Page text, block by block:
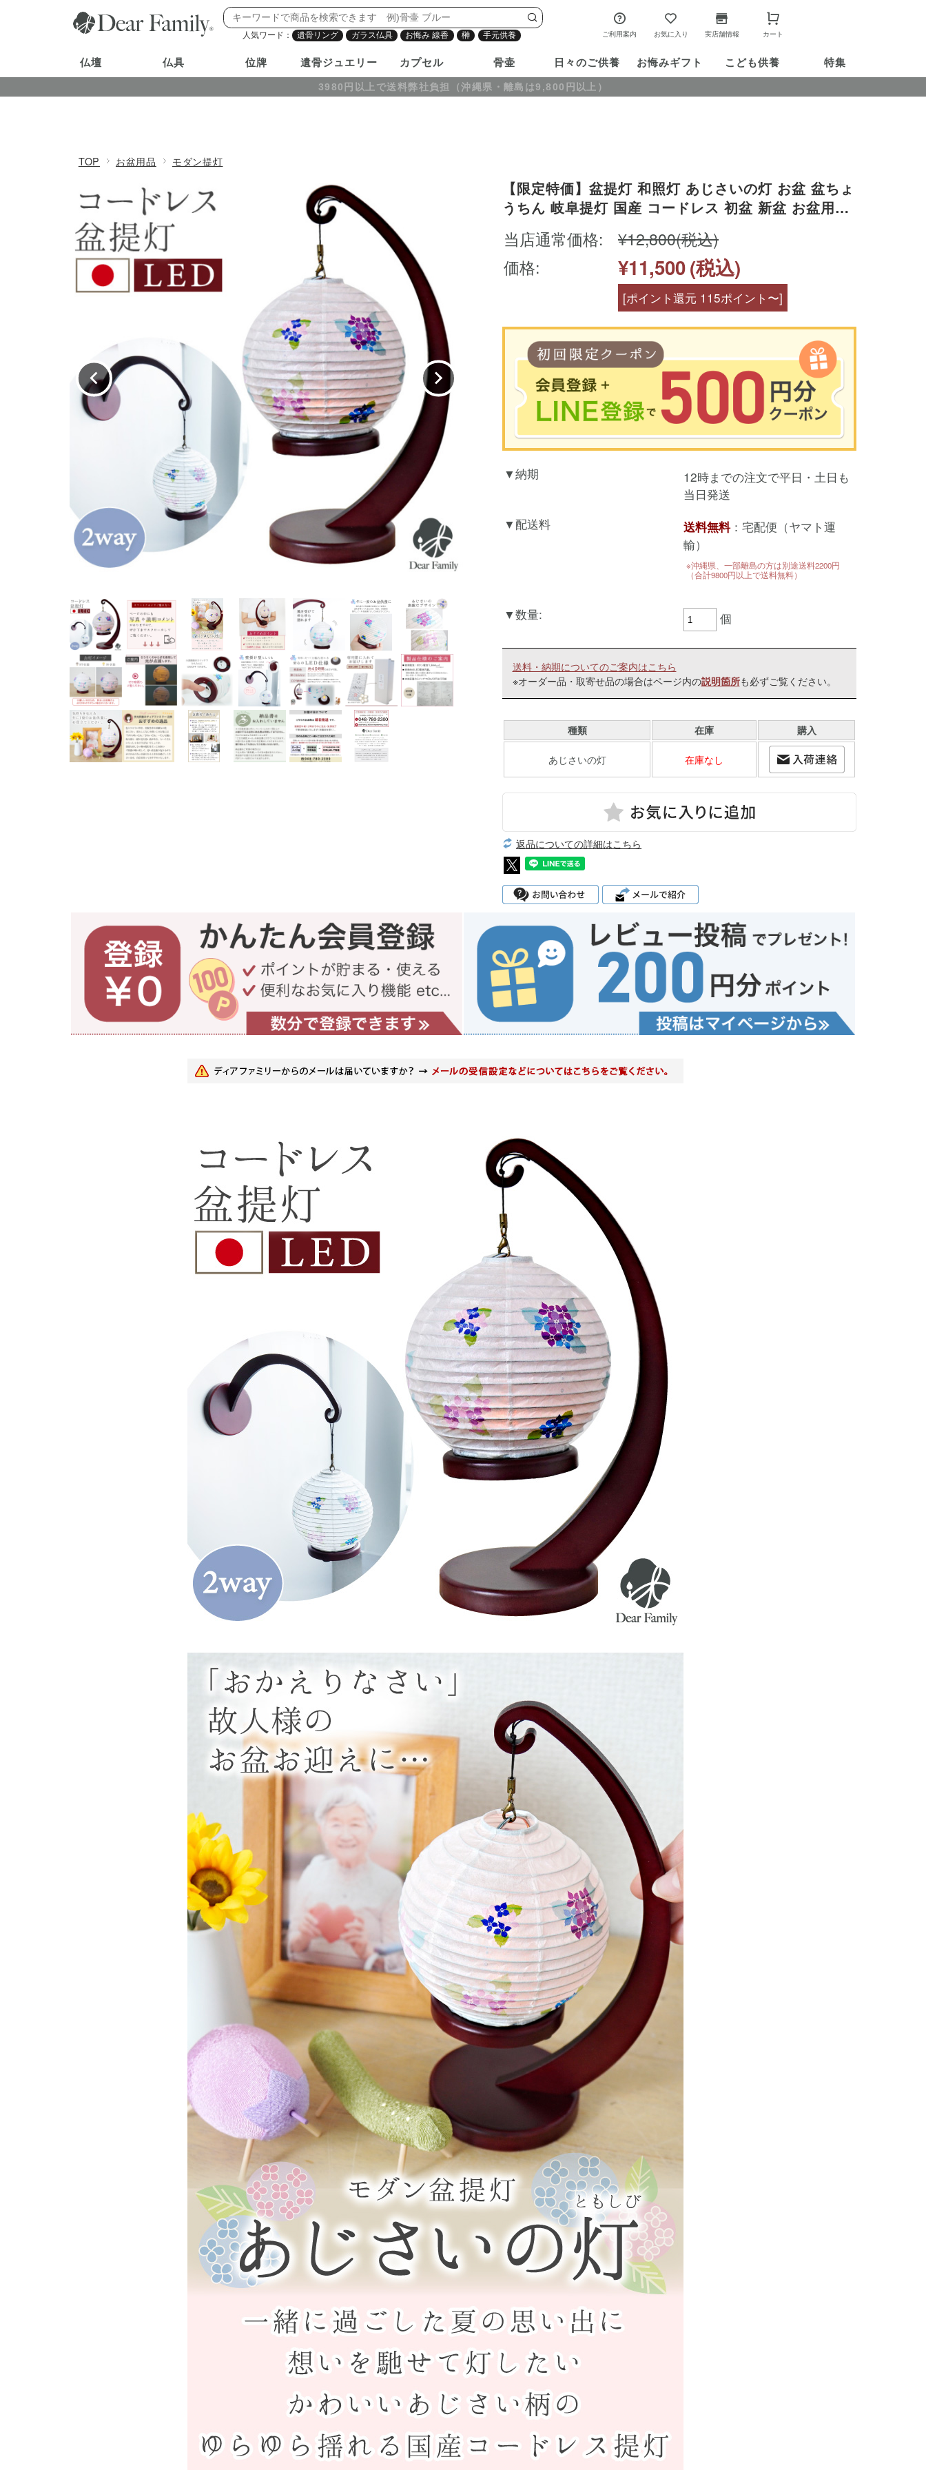
3980円以上で送料弊社負担（沖縄県・離島は9,800円以上）
人気ワード： 遺骨リング ガラス仏具 お悔み 線香 榊 手元供養 ご利用案内 お気に入り 実店舗情報 カート
仏壇 仏具 位牌 遺骨ジュエリー カプセル 骨壷 日々のご供養 お悔みギフト こども供養 特集
TOP お盆用品 モダン提灯
【限定特価】盆提灯 和照灯 あじさいの灯 お盆 盆ちょ
うちん 岐阜提灯 国産 コードレス 初盆 新盆 お盆用品
テリア リビング 花 アジサイ 紫陽花 迎え提灯 新盆飾
り 即日
当店通常価格: ¥12,800(税込)
価格:
¥11,500(税込)
[ポイント還元 115ポイント〜]
お買い物の前のご登録がおすすめです。
LINEのアカウントを使って簡単に会員登録＆ログインすることも可能です。
納期
12時までの注文で平日・土日も
当日発送
配送料
送料無料：宅配便（ヤマト運
輸）
※沖縄県、一部離島の方は別途送料2200円
（合計9800円以上で送料無料）
数量: 個
送料・納期についてのご案内はこちら
※オーダー品・取寄せ品の場合はページ内の説明箇所も必ずご覧ください。
種類 在庫 購入
あじさいの灯 在庫なし
返品についての詳細はこちら